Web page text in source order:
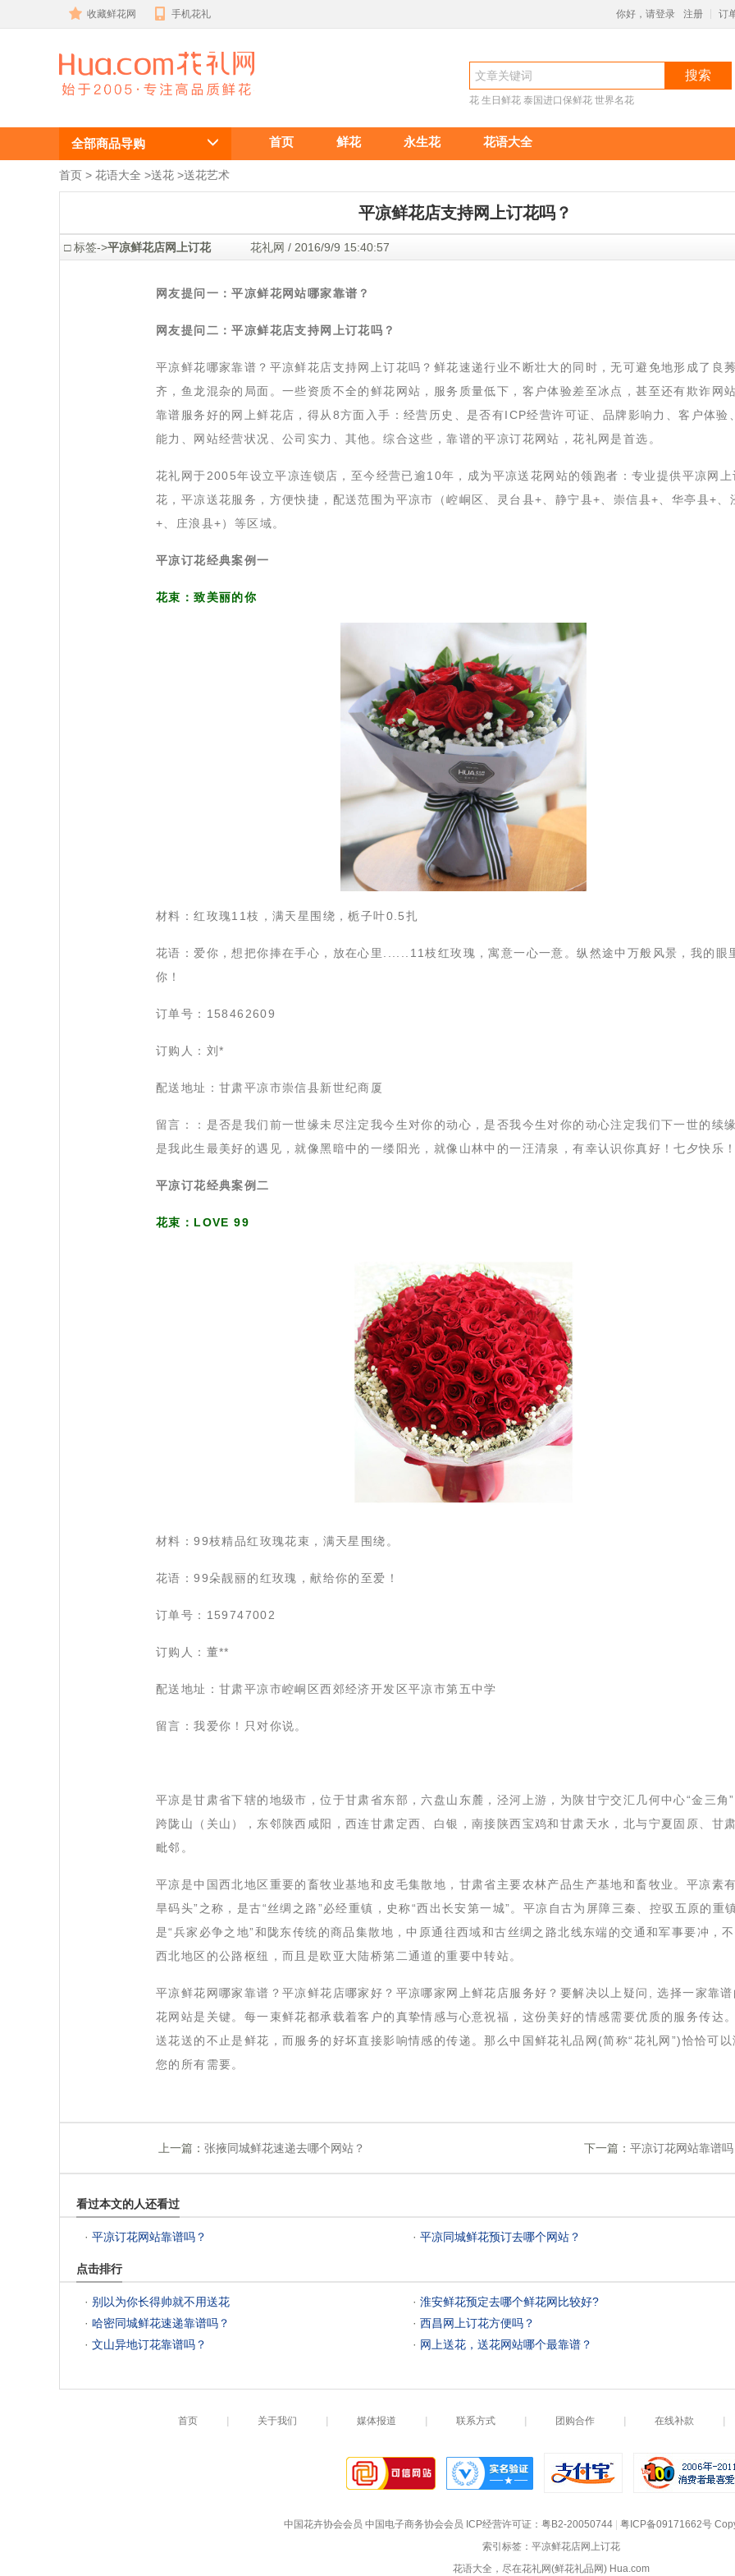
收藏鲜花网 手机花礼 你好，请登录 注册 订
平凉鲜花店支
持网上订花
吗？
搜索
花 生日鲜花 泰国进口保鲜花 世界名花
全部商品导购 首页 鲜花 永生花 花语大全
首页 > 花语大全 >送花 >送花艺术
平凉鲜花店支持网上订花吗？
□ 标签->平凉鲜花店网上订花 花礼网 / 2016/9/9 15:40:57
网友提问一：平凉鲜花网站哪家靠谱？
网友提问二：平凉鲜花店支持网上订花吗？
平凉鲜花哪家靠谱？平凉鲜花店支持网上订花吗？鲜花速递行业不断壮大的同时，无可避免地形成了良
齐，鱼龙混杂的局面。一些资质不全的鲜花网站，服务质量低下，客户体验差至冰点，甚至还有欺诈网
靠谱服务好的网上鲜花店，得从8方面入手：经营历史、是否有ICP经营许可证、品牌影响力、客户体验
能力、网站经营状况、公司实力、其他。综合这些，靠谱的平凉订花网站，花礼网是首选。
花礼网于2005年设立平凉连锁店，至今经营已逾10年，成为平凉送花网站的领跑者：专业提供平凉网上
花，平凉送花服务，方便快捷，配送范围为平凉市（崆峒区、灵台县+、静宁县+、崇信县+、华亭县+、
+、庄浪县+）等区域。
平凉订花经典案例一
花束：致美丽的你
材料：红玫瑰11枝，满天星围绕，栀子叶0.5扎
花语：爱你，想把你捧在手心，放在心里......11枝红玫瑰，寓意一心一意。纵然途中万般风景，我的眼
你！
订单号：158462609
订购人：刘*
配送地址：甘肃平凉市崇信县新世纪商厦
留言：：是否是我们前一世缘未尽注定我今生对你的动心，是否我今生对你的动心注定我们下一世的续
是我此生最美好的遇见，就像黑暗中的一缕阳光，就像山林中的一汪清泉，有幸认识你真好！七夕快乐！
平凉订花经典案例二
花束：LOVE 99
材料：99枝精品红玫瑰花束，满天星围绕。
花语：99朵靓丽的红玫瑰，献给你的至爱！
订单号：159747002
订购人：董**
配送地址：甘肃平凉市崆峒区西郊经济开发区平凉市第五中学
留言：我爱你！只对你说。
平凉是甘肃省下辖的地级市，位于甘肃省东部，六盘山东麓，泾河上游，为陕甘宁交汇几何中心“金三角
跨陇山（关山），东邻陕西咸阳，西连甘肃定西、白银，南接陕西宝鸡和甘肃天水，北与宁夏固原、甘
毗邻。
平凉是中国西北地区重要的畜牧业基地和皮毛集散地，甘肃省主要农林产品生产基地和畜牧业。平凉素
旱码头”之称，是古“丝绸之路”必经重镇，史称“西出长安第一城”。平凉自古为屏障三秦、控驭五原的重镇
是“兵家必争之地”和陇东传统的商品集散地，中原通往西域和古丝绸之路北线东端的交通和军事要冲，
西北地区的公路枢纽，而且是欧亚大陆桥第二通道的重要中转站。
平凉鲜花网哪家靠谱？平凉鲜花店哪家好？平凉哪家网上鲜花店服务好？要解决以上疑问, 选择一家靠谱
花网站是关键。每一束鲜花都承载着客户的真挚情感与心意祝福，这份美好的情感需要优质的服务传达
送花送的不止是鲜花，而服务的好坏直接影响情感的传递。那么中国鲜花礼品网(简称“花礼网”)恰恰可以
您的所有需要。
上一篇： 张掖同城鲜花速递去哪个网站？ 下一篇：平凉订花网站靠谱吗
看过本文的人还看过
· 平凉订花网站靠谱吗？ · 平凉同城鲜花预订去哪个网站？
点击排行
· 别以为你长得帅就不用送花 · 淮安鲜花预定去哪个鲜花网比较好?
· 哈密同城鲜花速递靠谱吗？ · 西昌网上订花方便吗？
· 文山异地订花靠谱吗？ · 网上送花，送花网站哪个最靠谱？
首页 关于我们 媒体报道 联系方式 团购合作 在线补款
中国花卉协会会员 中国电子商务协会会员 ICP经营许可证： 粤B2-20050744 粤ICP备09171662号
索引标签：平凉鲜花店网上订花
花语大全，尽在花礼网(鲜花礼品网) Hua.com